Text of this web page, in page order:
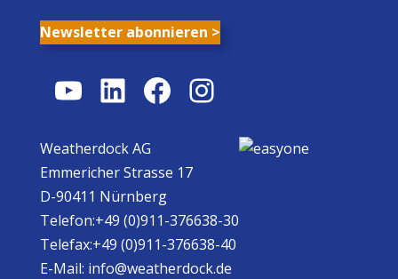
Newsletter abonnieren >
YouTube
LinkedIn
Facebook
Instagram
Weatherdock AG
Emmericher Strasse 17
D-90411 Nürnberg
Telefon:+49 (0)911-376638-30
Telefax:+49 (0)911-376638-40
E-Mail: info@weatherdock.de